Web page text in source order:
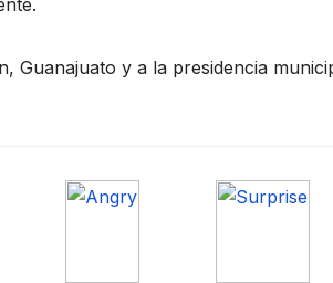
Guanajuato y a la presidencia